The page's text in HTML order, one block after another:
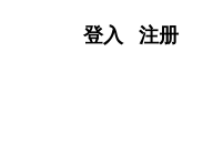
登入 注册